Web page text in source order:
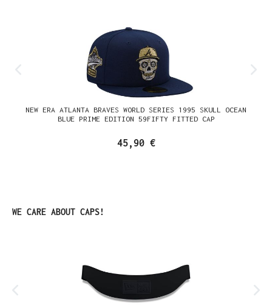
NEW ERA ATLANTA BRAVES WORLD SERIES 1995 SKULL OCEAN
BLUE PRIME EDITION 59FIFTY FITTED CAP
45,90 €
Produktgalerie überspringen
WE CARE ABOUT CAPS!